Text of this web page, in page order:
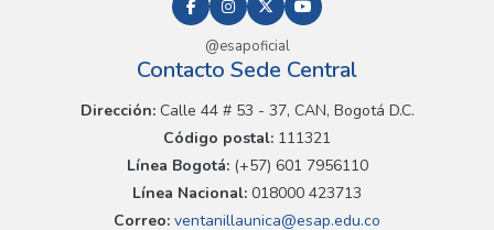
@esapoficial
Contacto Sede Central
Dirección:Calle 44 # 53 - 37, CAN, Bogotá D.C.
Código postal: 111321
Línea Bogotá:(+57) 601 7956110
Línea Nacional: 018000 423713
Correo: ventanillaunica@esap.edu.co